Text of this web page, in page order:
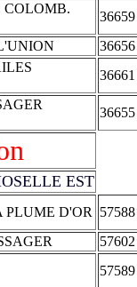
COLOMB.
36659
36656
36661
36655
EST
PLUME D'OR 57588
57602
57589